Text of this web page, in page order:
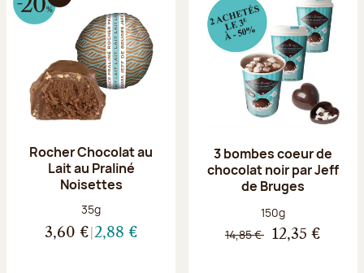
Rocher Chocolat au
Lait au Praliné
Noisettes
Poids net :
35g
3,60 € 2,88 €
3 bombes coeur de
chocolat noir par Jeff
de Bruges
Poids net :
150g
14,85 € 12,35 €